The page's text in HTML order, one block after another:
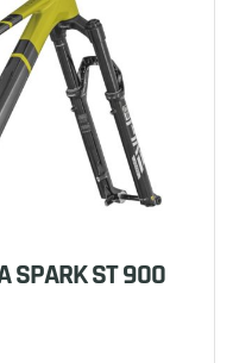
SPARK ST 900